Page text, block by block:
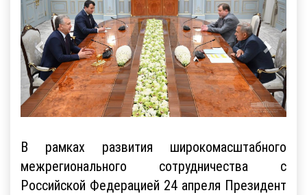
В рамках развития широкомасштабного
межрегионального сотрудничества с
Российской Федерацией 24 апреля Президент